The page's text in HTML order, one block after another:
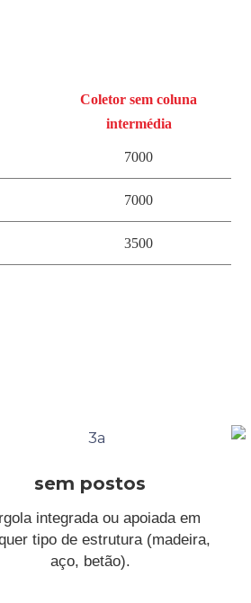
Coletor sem coluna
intermédia
7000
7000
3500
sem postos
integrada ou apoiada em
tipo de estrutura (madeira,
aço, betão).